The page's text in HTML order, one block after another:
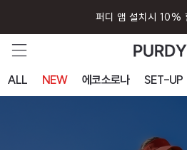
퍼디 앱 설치시 10%
ALL NEW 에코소로나 SET-UP